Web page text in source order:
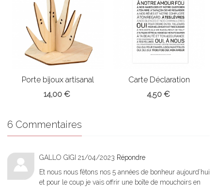
Porte bijoux artisanal
14,00 €
Carte Déclaration
d'amour
4,50 €
6 Commentaires
GALLO GIGI 21/04/2023 Répondre
Et nous nous fêtons nos 5 années de bonheur aujourd’hui
et pour le coup je vais offrir une boîte de mouchoirs en